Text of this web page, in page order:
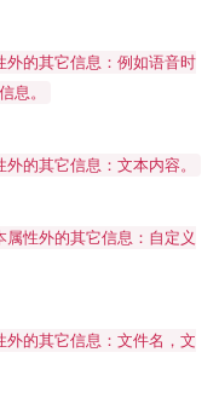
的其它信息：例如语音时
息。
的其它信息：文本内容。
性外的其它信息：自定义
的其它信息：文件名，文